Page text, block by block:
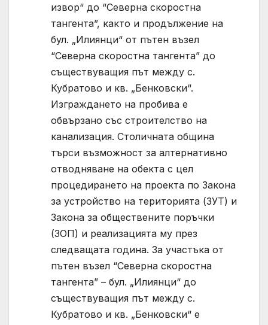
извор“ до “Северна скоростна
тангента”, както и продължение на
бул. „Илиянци“ от пътен възел
“Северна скоростна тангента” до
съществуващия път между с.
Кубратово и кв. „Бенковски“.
Изграждането на пробива е
обвързано със строителство на
канализация. Столичната община
търси възможност за алтернативно
отводняване на обекта с цел
процедирането на проекта по Закона
за устройство на територията (ЗУТ) и
Закона за обществените поръчки
(ЗОП) и реализацията му през
следващата година. За участъка от
пътен възел “Северна скоростна
тангента” – бул. „Илиянци“ до
съществуващия път между с.
Кубратово и кв. „Бенковски“ е